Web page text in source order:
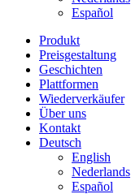
Español
Produkt
Preisgestaltung
Geschichten
Plattformen
Wiederverkäufer
Über uns
Kontakt
Deutsch
English
Nederlands
Español